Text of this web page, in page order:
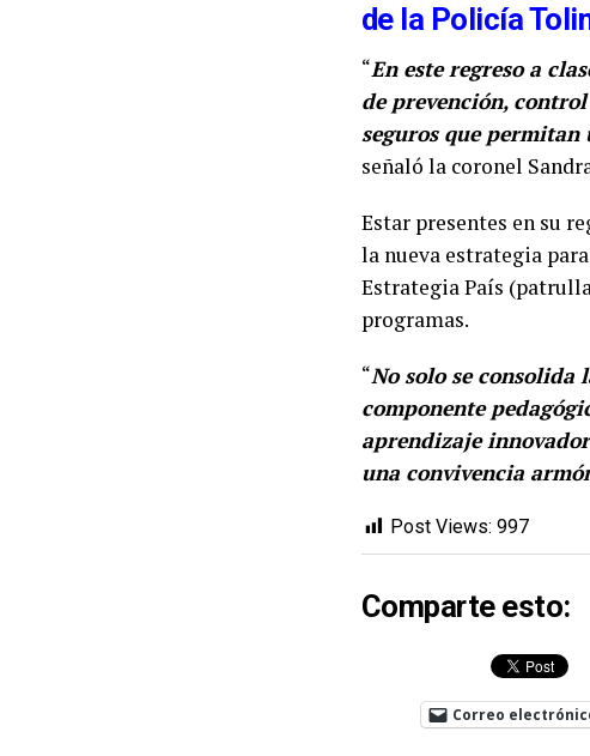
de la Policía
“En este regreso a
de prevención,
seguros que permitan
señaló la coronel
Estar presentes en su
la nueva estrategia
Estrategia País
programas.
“No solo se consolida
componente
aprendizaje
una convivencia
Post Views: 997
Comparte esto:
Correo